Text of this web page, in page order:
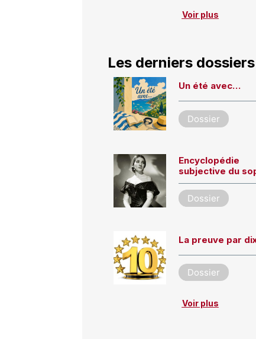
Voir plus
Les derniers dossiers
Un été avec…
Dossier
Encyclopédie
subjective du
Dossier
La preuve par
Dossier
Voir plus